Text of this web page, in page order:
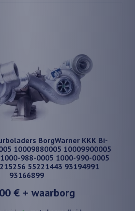
BorgWarner KKK Bi-
10009880005 10009900005
988-0005 1000-990-0005
55221443 93194991
93166899
€+ waarborg